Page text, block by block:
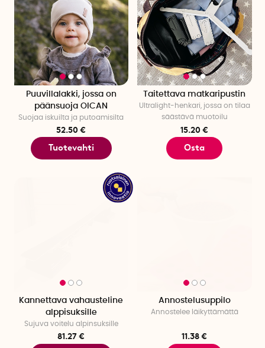
Puuvillalakki, jossa on
päänsuoja OICAN
Suojaa iskuilta ja putoamisilta
52.50 €
Tuotevahti
Taitettava matkaripustin
Ultralight-henkari, jossa on tilaa
säästävä muotoilu
15.20 €
Osta
Kannettava vahausteline
alppisuksille
Sujuva voitelu alpinsuksille
81.27 €
Annostelusuppilo
Annostelee läikyttämättä
11.38 €